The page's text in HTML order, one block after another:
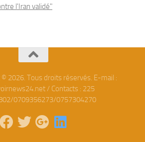
l'Iran validé"
2026. Tous droits réservés. E-mail :
/ Contacts : 225
0709356273/0757304270